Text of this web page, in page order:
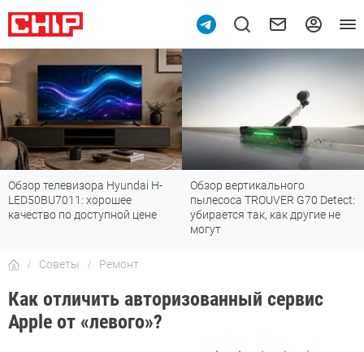
Обзор вертикального
пылесоса TROUVER G70 Detect:
убирается так, как другие не
Топ-8 недорогих роутеров с Wi-
Fi 7: все «плюшки» последнего
стандарта
Советы Ремонт
Как отличить авторизованный сервис
Apple от «левого»?